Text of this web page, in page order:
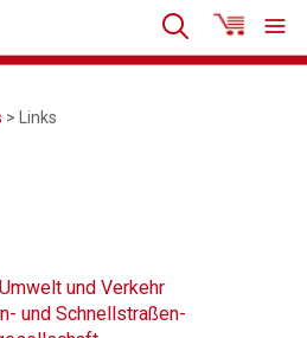
> Links
und Verkehr
und Schnellstraßen-